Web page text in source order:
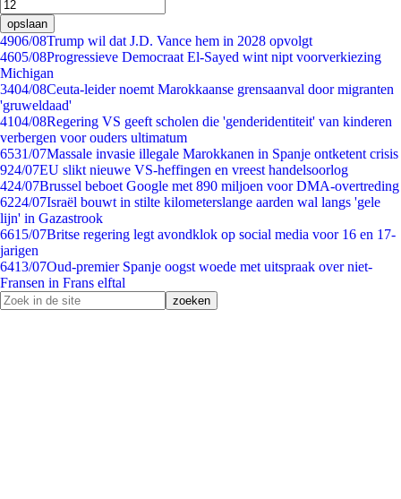
opslaan
4906/08Trump wil dat J.D. Vance hem in 2028 opvolgt
4605/08Progressieve Democraat El-Sayed wint nipt voorverkiezing
Michigan
3404/08Ceuta-leider noemt Marokkaanse grensaanval door migranten
'gruweldaad'
4104/08Regering VS geeft scholen die 'genderidentiteit' van kinderen
verbergen voor ouders ultimatum
6531/07Massale invasie illegale Marokkanen in Spanje ontketent crisis
924/07EU slikt nieuwe VS-heffingen en vreest handelsoorlog
424/07Brussel beboet Google met 890 miljoen voor DMA-overtreding
6224/07Israël bouwt in stilte kilometerslange aarden wal langs 'gele
lijn' in Gazastrook
6615/07Britse regering legt avondklok op social media voor 16 en 17-
jarigen
6413/07Oud-premier Spanje oogst woede met uitspraak over niet-
Fransen in Frans elftal